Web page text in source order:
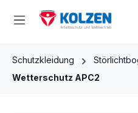
Zum Hauptinhalt springen
Schutzkleidung
Wetterschutz APC2